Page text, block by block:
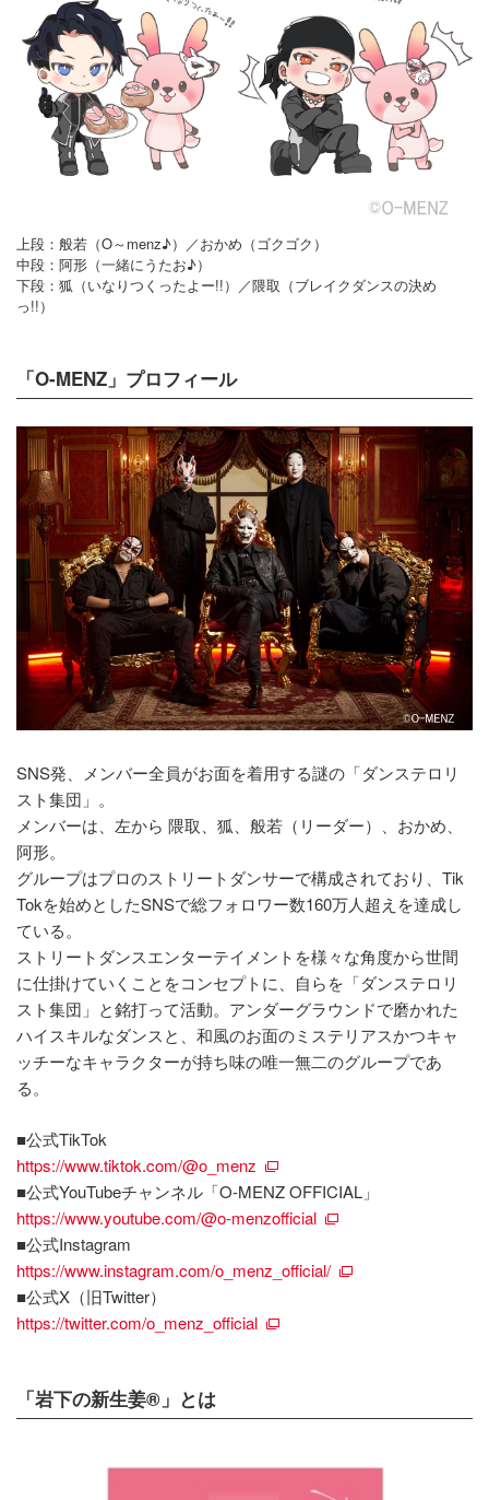
上段：般若（O～menz♪）／おかめ（ゴクゴク）
中段：阿形（一緒にうたお♪）
下段：狐（いなりつくったよー!!）／隈取（ブレイクダンスの決め
っ!!）
「O-MENZ」プロフィール
SNS発、メンバー全員がお面を着用する謎の「ダンステロリ
スト集団」。
メンバーは、左から 隈取、狐、般若（リーダー）、おかめ、
阿形。
グループはプロのストリートダンサーで構成されており、Tik
Tokを始めとしたSNSで総フォロワー数160万人超えを達成し
ている。
ストリートダンスエンターテイメントを様々な角度から世間
に仕掛けていくことをコンセプトに、自らを「ダンステロリ
スト集団」と銘打って活動。アンダーグラウンドで磨かれた
ハイスキルなダンスと、和風のお面のミステリアスかつキャ
ッチーなキャラクターが持ち味の唯一無二のグループであ
る。
■公式TikTok
https://www.tiktok.com/@o_menz
■公式YouTubeチャンネル「O-MENZ OFFICIAL」
https://www.youtube.com/@o-menzofficial
■公式Instagram
https://www.instagram.com/o_menz_official/
■公式X（旧Twitter）
https://twitter.com/o_menz_official
「岩下の新生姜®」とは